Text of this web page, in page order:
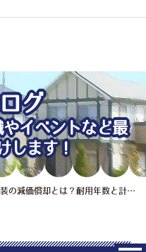
電話
グ
イベントなど最
します！
の減価償却とは？耐用年数と計算方法